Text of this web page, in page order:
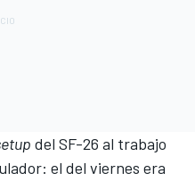
del SF-26 al trabajo
el del viernes era